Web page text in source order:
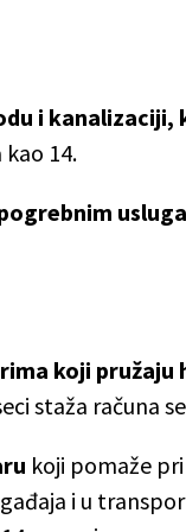
i kanalizaciji,
14.
koji pružaju
staža računa
koji pomaže
i u